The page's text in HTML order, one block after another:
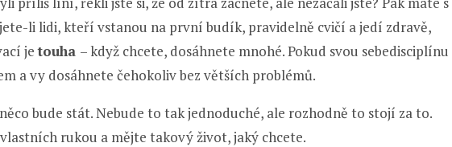
li lidi, kteří vstanou na první budík, pravidelně cvičí a jedí zdravě,
jetouha – když chcete, dosáhnete mnohé. Pokud svou sebedisciplínu
a vy dosáhnete čehokoliv bez větších problémů.
bude stát. Nebude to tak jednoduché, ale rozhodně to stojí za to.
rukou a mějte takový život, jaký chcete.